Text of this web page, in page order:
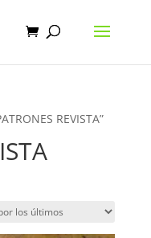
REVISTA”